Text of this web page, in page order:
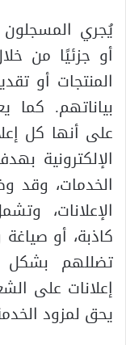
يُجري المسجلون
أو جزئيًا من
المنتجات أو
بياناتهم. كما
على أنها كل
الإلكترونية
الخدمات، وقد
الإعلانات،
كاذبة، أو
تضللهم بشكل
إعلانات على
يحق لمزود